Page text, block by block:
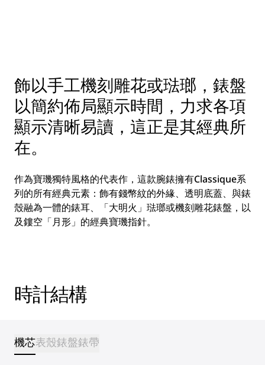
飾以手工機刻雕花或琺瑯，錶盤
以簡約佈局顯示時間，力求各項
顯示清晰易讀，這正是其經典所
在。
作為寶璣獨特風格的代表作，這款腕錶擁有Classique系
列的所有經典元素：飾有錢幣紋的外緣、透明底蓋、與錶
殼融為一體的錶耳、「大明火」琺瑯或機刻雕花錶盤，以
及鏤空「月形」的經典寶璣指針。
時計結構
機芯表殼錶盤錶帶